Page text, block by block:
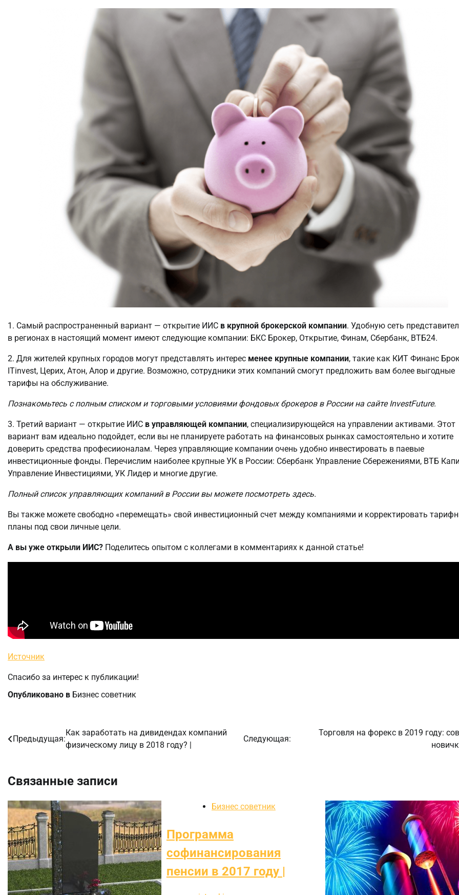
1. Самый распространенный вариант — открытие ИИС в крупной брокерской компании. Удобную сеть
в регионах в настоящий момент имеют следующие компании: БКС Брокер, Открытие, Финам, Сбербанк, ВТБ24.
2. Для жителей крупных городов могут представлять интерес менее крупные компании, такие как КИТ Финанс
ITinvest, Церих, Атон, Алор и другие. Возможно, сотрудники этих компаний смогут предложить вам более выгодные
тарифы на обслуживание.
Познакомьтесь с полным списком и торговыми условиями фондовых брокеров в России на сайте InvestFuture.
3. Третий вариант — открытие ИИС в управляющей компании, специализирующейся на управлении активами. Этот
вариант вам идеально подойдет, если вы не планируете работать на финансовых рынках самостоятельно и хотите
доверить средства професиионалам. Через управляющие компании очень удобно инвестировать в паевые
инвестиционные фонды. Перечислим наиболее крупные УК в России: Сбербанк Управление Сбережениями, ВТБ
Управление Инвестициями, УК Лидер и многие другие.
Полный список управляющих компаний в России вы можете посмотреть здесь.
Вы также можете свободно «перемещать» свой инвестиционный счет между компаниями и корректировать
планы под свои личные цели.
А вы уже открыли ИИС? Поделитесь опытом с коллегами в комментариях к данной статье!
Источник
Спасибо за интерес к публикации!
Опубликовано в Бизнес советник
Навигация
Предыдущая:
Как заработать на дивидендах компаний
физическому лицу в 2018 году? |
Следующая:
Торговля на форекс в 2019 году:
Связанные записи
Бизнес советник
Программа
софинансирования
пенсии в 2017 году |